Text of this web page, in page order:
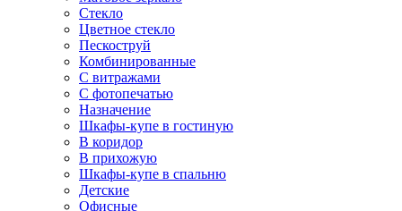
Стекло
Цветное стекло
Пескоструй
Комбинированные
С витражами
С фотопечатью
Назначение
Шкафы-купе в гостиную
В коридор
В прихожую
Шкафы-купе в спальню
Детские
Офисные